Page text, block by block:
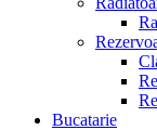
Bucatarie